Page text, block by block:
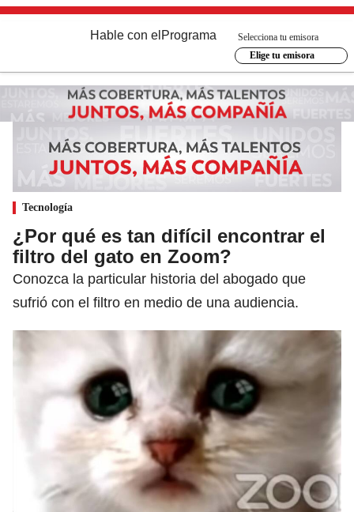
Hable con el Programa
Selecciona tu emisora
Elige tu emisora
Tecnología
¿Por qué es tan difícil encontrar el
filtro del gato en Zoom?
Conozca la particular historia del abogado que
sufrió con el filtro en medio de una audiencia.